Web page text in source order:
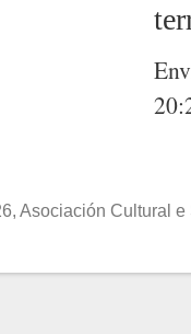
Asociación Cultural e